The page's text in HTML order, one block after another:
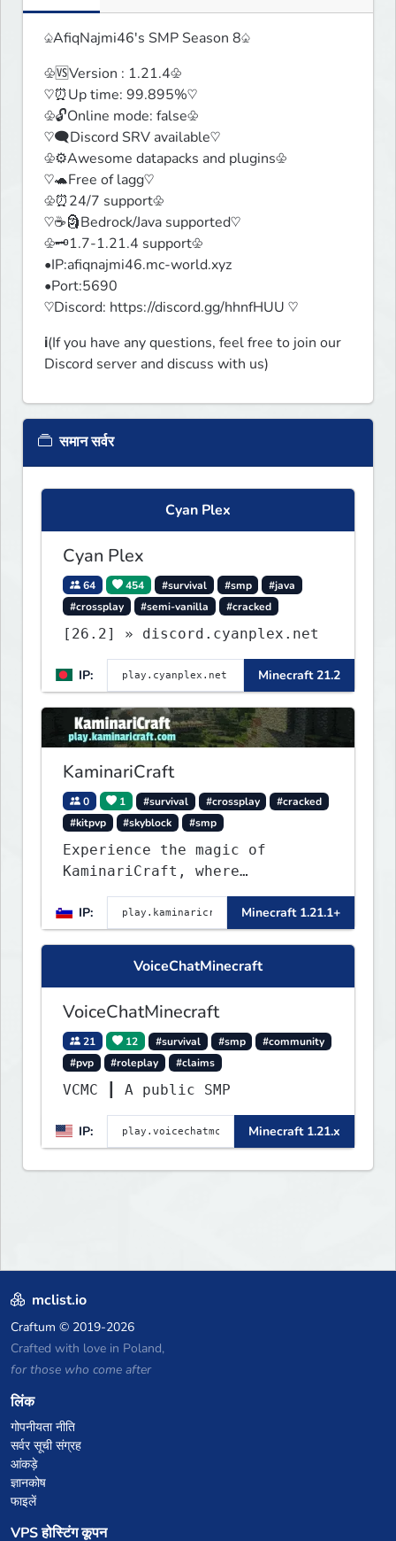
♤AfiqNajmi46's SMP Season 8♤
♧🆚Version : 1.21.4♧
♡⏰Up time: 99.895%♡
♧🔓Online mode: false♧
♡🗨️Discord SRV available♡
♧⚙️Awesome datapacks and plugins♧
♡🐢Free of lagg♡
♧⏰24/7 support♧
♡☕🗿Bedrock/Java supported♡
♧🗝️1.7-1.21.4 support♧
•IP:afiqnajmi46.mc-world.xyz
•Port:5690
♡Discord: https://discord.gg/hhnfHUU ♡
ℹ️(If you have any questions, feel free to join our
Discord server and discuss with us)
समान सर्वर
Cyan Plex
Cyan Plex
64 454 #survival #smp
#java
#crossplay
#semi-vanilla #cracked
[26.2] » discord.cyanplex.net
IP: Minecraft 21.2
KaminariCraft
0 1 #survival #crossplay
#cracked
#kitpvp
#skyblock #smp
Experience the magic of
KaminariCraft, where
innovation meets adventure in
the world of Minecraft. Our
server offers a seamless and
immersive experience for both
Java and Bedrock players
IP: Minecraft 1.21.1+
VoiceChatMinecraft
VoiceChatMinecraft
21 12 #survival #smp
#community
#pvp
#roleplay #claims
VCMC ┃ A public SMP
IP: Minecraft 1.21.x
mclist.io
Craftum © 2019-2026
Crafted with love in Poland,
for those who come after
लिंक
गोपनीयता नीति
सर्वर सूची संग्रह
आंकड़े
ज्ञानकोष
फाइलें
VPS होस्टिंग कूपन